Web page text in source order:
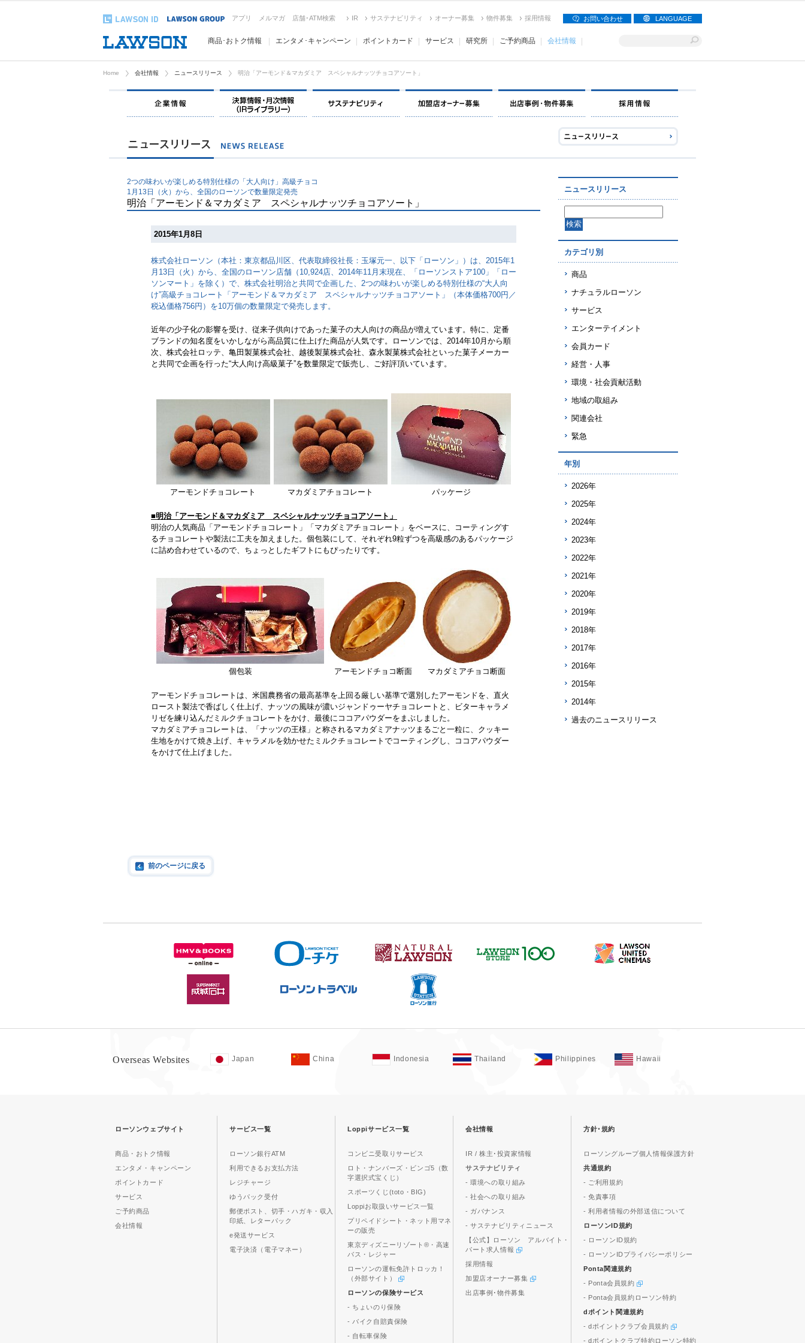
アプリ メルマガ 店舗･ATM検索 IR サステナビリティ オーナー募集 物件募集 採用情報 お問い合わせ LANGUAGE
商品･おトク情報 エンタメ･キャンペーン ポイントカード サービス 研究所 ご予約商品 会社情報
Home 会社情報 ニュースリリース 明治「アーモンド＆マカダミア スペシャルナッツチョコアソート」
企業情報
2つの味わいが楽しめる特別仕様の「大人向け」高級チョコ
1月13日（火）から、全国のローソンで数量限定発売
明治「アーモンド＆マカダミア スペシャルナッツチョコアソート」
2015年1月8日
株式会社ローソン（本社：東京都品川区、代表取締役社長：玉塚元一、以下「ローソン」）は、2015年1
月13日（火）から、全国のローソン店舗（10,924店、2014年11月末現在、「ローソンストア100」「ロー
ソンマート」を除く）で、株式会社明治と共同で企画した、2つの味わいが楽しめる特別仕様の“大人向
け”高級チョコレート「アーモンド＆マカダミア スペシャルナッツチョコアソート」（本体価格700円／
税込価格756円）を10万個の数量限定で発売します。
近年の少子化の影響を受け、従来子供向けであった菓子の大人向けの商品が増えています。特に、定番
ブランドの知名度をいかしながら高品質に仕上げた商品が人気です。ローソンでは、2014年10月から順
次、株式会社ロッテ、亀田製菓株式会社、越後製菓株式会社、森永製菓株式会社といった菓子メーカー
と共同で企画を行った“大人向け高級菓子”を数量限定で販売し、ご好評頂いています。
アーモンドチョコレート マカダミアチョコレート パッケージ
■明治「アーモンド＆マカダミア スペシャルナッツチョコアソート」
明治の人気商品「アーモンドチョコレート」「マカダミアチョコレート」をベースに、コーティングす
るチョコレートや製法に工夫を加えました。個包装にして、それぞれ9粒ずつを高級感のあるパッケージ
に詰め合わせているので、ちょっとしたギフトにもぴったりです。
個包装 アーモンドチョコ断面 マカダミアチョコ断面
アーモンドチョコレートは、米国農務省の最高基準を上回る厳しい基準で選別したアーモンドを、直火
ロースト製法で香ばしく仕上げ、ナッツの風味が濃いジャンドゥーヤチョコレートと、ビターキャラメ
リゼを練り込んだミルクチョコレートをかけ、最後にココアパウダーをまぶしました。
マカダミアチョコレートは、「ナッツの王様」と称されるマカダミアナッツまるごと一粒に、クッキー
生地をかけて焼き上げ、キャラメルを効かせたミルクチョコレートでコーティングし、ココアパウダー
をかけて仕上げました。
前のページに戻る
ニュースリリース
カテゴリ別
商品
ナチュラルローソン
サービス
エンターテイメント
会員カード
経営・人事
環境・社会貢献活動
地域の取組み
関連会社
緊急
年別
2026年
2025年
2024年
2023年
2022年
2021年
2020年
2019年
2018年
2017年
2016年
2015年
2014年
過去のニュースリリース
Overseas Websites Japan China Indonesia Thailand Philippines Hawaii
ローソンウェブサイト
商品・おトク情報
エンタメ・キャンペーン
ポイントカード
サービス
ご予約商品
会社情報
サービス一覧
ローソン銀行ATM
利用できるお支払方法
レジチャージ
ゆうパック受付
郵便ポスト、切手・ハガキ・収入
印紙、レターパック
e発送サービス
電子決済（電子マネー）
Loppiサービス一覧
コンビニ受取りサービス
ロト・ナンバーズ・ビンゴ5（数
字選択式宝くじ）
スポーツくじ(toto・BIG)
Loppiお取扱いサービス一覧
プリペイドシート・ネット用マネ
ーの販売
東京ディズニーリゾート®・高速
バス・レジャー
ローソンの運転免許トロッカ！
（外部サイト）
ローソンの保険サービス
- ちょいのり保険
- バイク自賠責保険
- 自転車保険
会社情報
IR / 株主･投資家情報
サステナビリティ
- 環境への取り組み
- 社会への取り組み
- ガバナンス
- サステナビリティニュース
【公式】ローソン アルバイト・
パート求人情報
採用情報
加盟店オーナー募集
出店事例･物件募集
方針･規約
ローソングループ個人情報保護方針
共通規約
- ご利用規約
- 免責事項
- 利用者情報の外部送信について
ローソンID規約
- ローソンID規約
- ローソンIDプライバシーポリシー
Ponta関連規約
- Ponta会員規約
- Ponta会員規約ローソン特約
dポイント関連規約
- dポイントクラブ会員規約
- dポイントクラブ特約ローソン特約